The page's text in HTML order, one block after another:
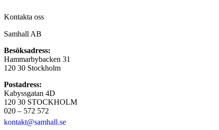
Kontakta oss
Samhall AB
Besöksadress:
Hammarbybacken 31
120 30 Stockholm
Postadress:
Kabyssgatan 4D
120 30 STOCKHOLM
020 – 572 572
kontakt@samhall.se